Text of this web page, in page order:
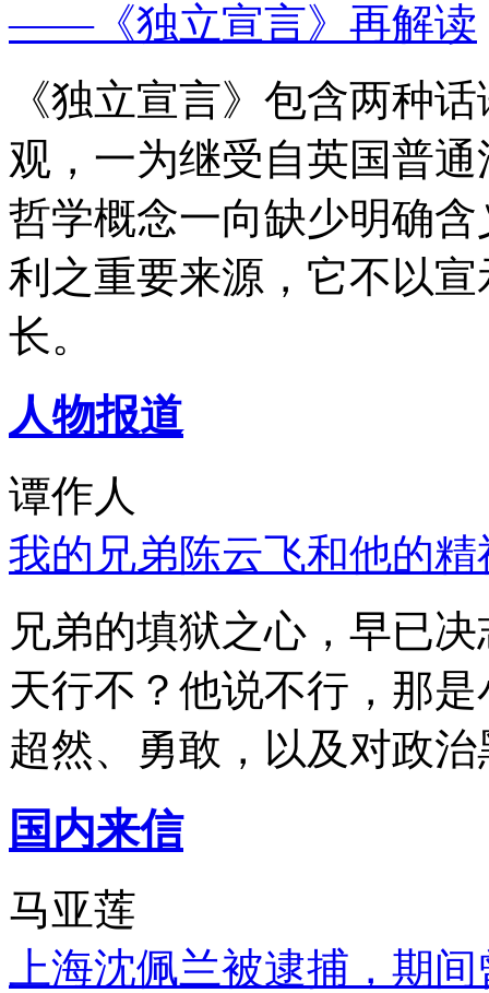
——《独立宣言》再解读
《独立宣言》包含两种
观，一为继受自英国普
哲学概念一向缺少明确
利之重要来源，它不以
长。
人物报道
谭作人
我的兄弟陈云飞和他的
兄弟的填狱之心，早已
天行不？他说不行，那
超然、勇敢，以及对政
国内来信
马亚莲
上海沈佩兰被逮捕，期